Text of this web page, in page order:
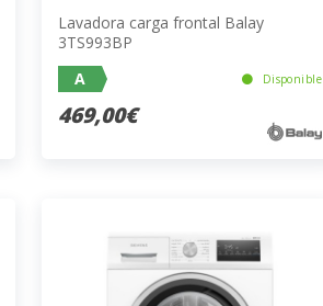
Lavadora carga frontal Balay
3TS993BP
A
Disponible
469,00€